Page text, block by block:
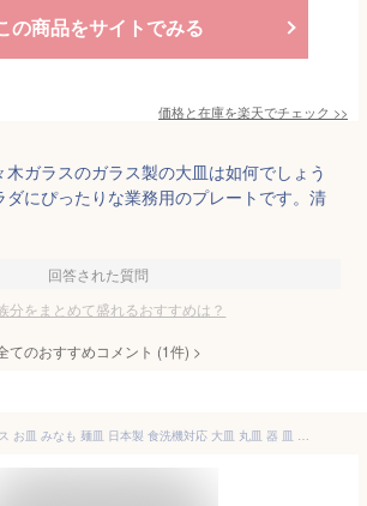
の商品をサイトでみる
価格と在庫を楽天でチェック >>
ガラスのガラス製の大皿は如何でしょう
ダにぴったりな業務用のプレートです。清
回答された質問
分をまとめて盛れるおすすめは？
てのおすすめコメント (1件) >
東洋佐々木ガラス お皿 みなも 麺皿 日本製 食洗機対応 大皿 丸皿 器 皿 ガラス皿 食器 P-37305-JAN（ おしゃれ ガラス 和 和風 食洗機 そうめん皿 めん皿 そうめん 麺 大きい 業務用 大きめ 大 プレゼント ）